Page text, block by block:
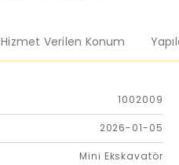
Hizmet Verilen Konum
1002009
2026-01-05
Mini Ekskavatör